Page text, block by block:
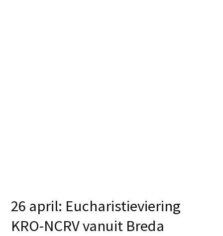
26 april: Eucharistieviering
KRO-NCRV vanuit Breda